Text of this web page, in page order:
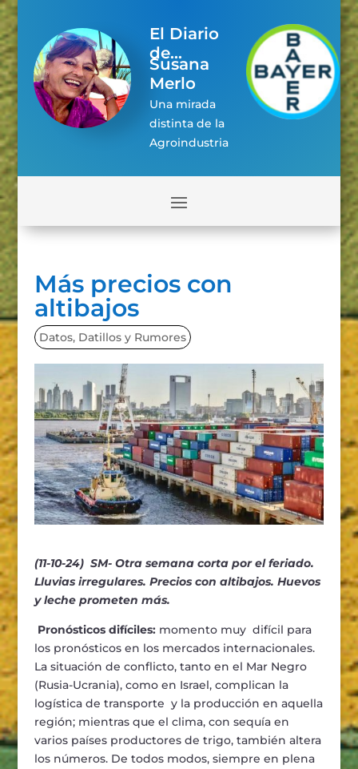
El Diario
de...
Susana
Merlo
Una mirada
distinta de la
Agroindustria
Más precios con
altibajos
Datos, Datillos y Rumores
(11-10-24) SM- Otra semana corta por el feriado.
Lluvias irregulares. Precios con altibajos. Huevos
y leche prometen más.
Pronósticos difíciles:momento muy difícil para
los pronósticos en los mercados internacionales.
La situación de conflicto, tanto en el Mar Negro
(Rusia-Ucrania), como en Israel, complican la
logística de transporte y la producción en aquella
región; mientras que el clima, con sequía en
varios países productores de trigo, también altera
los números. De todos modos, siempre en plena